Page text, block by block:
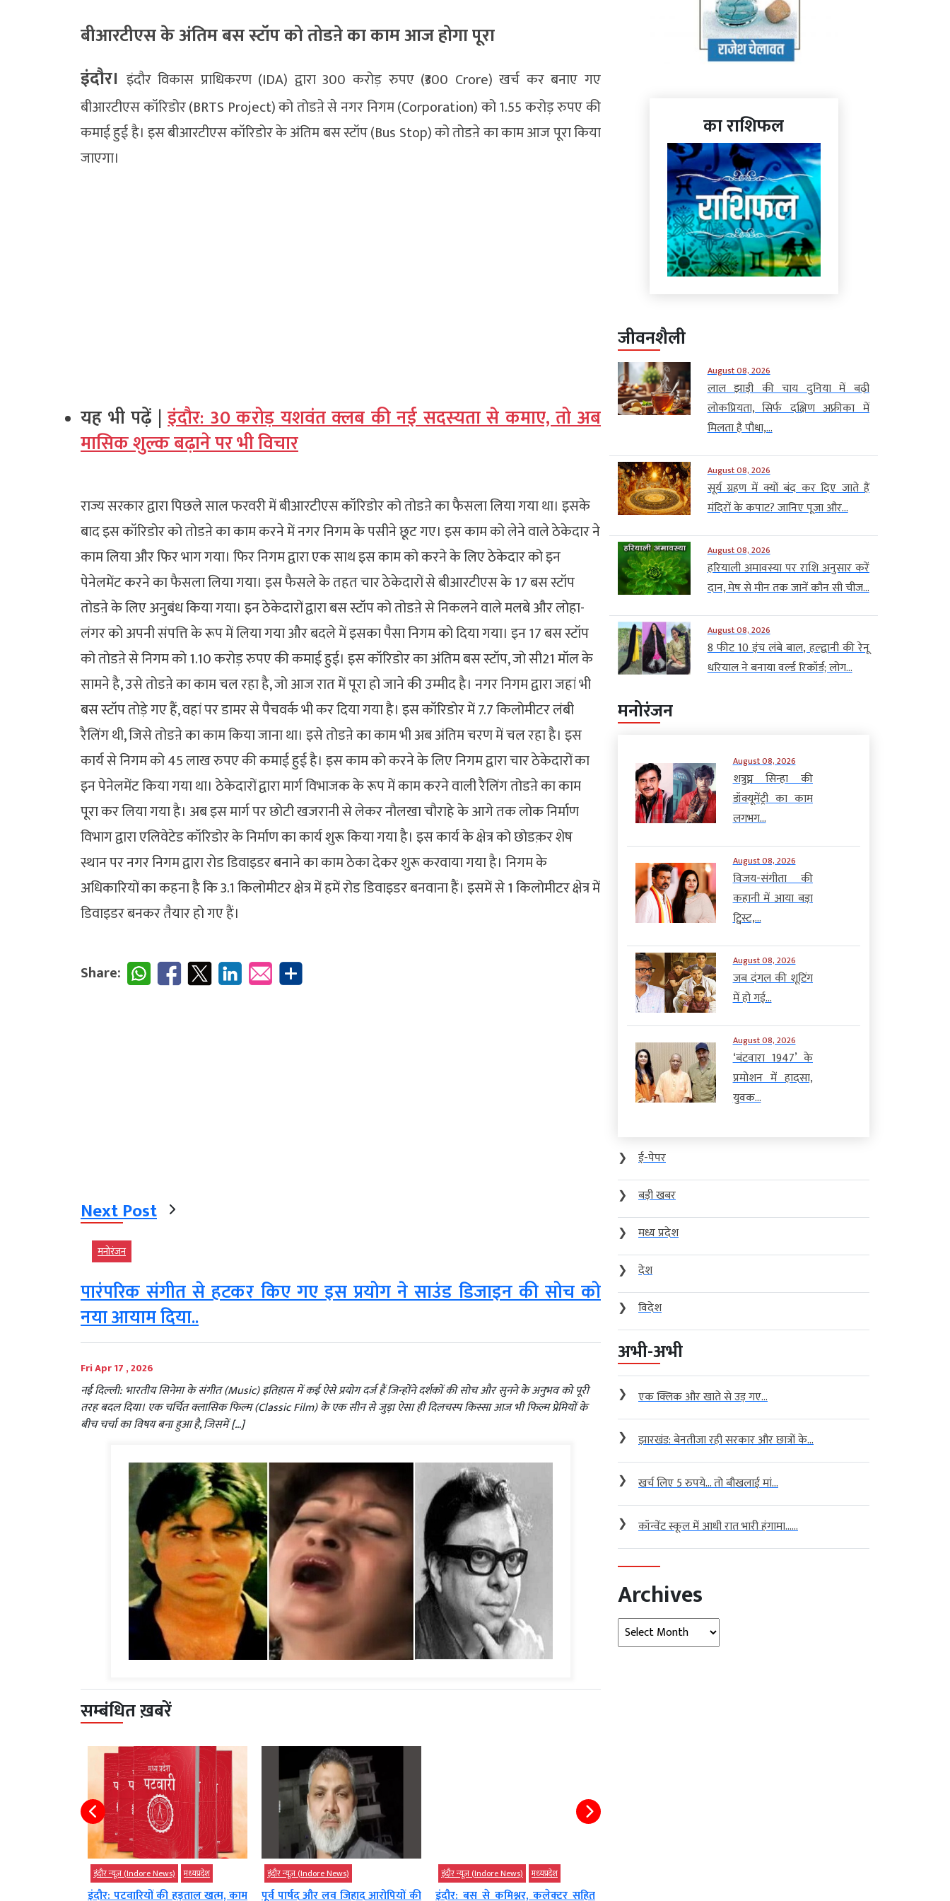
बीआरटीएस के अंतिम बस स्टॉप को तोडऩे का काम आज होगा पूरा
इंदौर। इंदौर विकास प्राधिकरण (IDA) द्वारा 300 करोड़ रुपए (₹300 Crore) खर्च कर बनाए गए
बीआरटीएस कॉरिडोर (BRTS Project) को तोडऩे से नगर निगम (Corporation) को 1.55 करोड़ रुपए की
कमाई हुई है। इस बीआरटीएस कॉरिडोर के अंतिम बस स्टॉप (Bus Stop) को तोडऩे का काम आज पूरा किया
जाएगा।
यह भी पढ़ें |इंदौर: 30 करोड़ यशवंत क्लब की नई सदस्यता से कमाए, तो अब
मासिक शुल्क बढ़ाने पर भी विचार
राज्य सरकार द्वारा पिछले साल फरवरी में बीआरटीएस कॉरिडोर को तोडऩे का फैसला लिया गया था। इसके
बाद इस कॉरिडोर को तोडऩे का काम करने में नगर निगम के पसीने छूट गए। इस काम को लेने वाले ठेकेदार ने
काम लिया और फिर भाग गया। फिर निगम द्वारा एक साथ इस काम को करने के लिए ठेकेदार को इन
पेनेलमेंट करने का फैसला लिया गया। इस फैसले के तहत चार ठेकेदारों से बीआरटीएस के 17 बस स्टॉप
तोडऩे के लिए अनुबंध किया गया। इन ठेकेदारों द्वारा बस स्टॉप को तोडऩे से निकलने वाले मलबे और लोहा-
लंगर को अपनी संपत्ति के रूप में लिया गया और बदले में इसका पैसा निगम को दिया गया। इन 17 बस स्टॉप
को तोडऩे से निगम को 1.10 करोड़ रुपए की कमाई हुई। इस कॉरिडोर का अंतिम बस स्टॉप, जो सी21 मॉल के
सामने है, उसे तोडऩे का काम चल रहा है, जो आज रात में पूरा हो जाने की उम्मीद है। नगर निगम द्वारा जहां भी
बस स्टॉप तोड़े गए हैं, वहां पर डामर से पैचवर्क भी कर दिया गया है। इस कॉरिडोर में 7.7 किलोमीटर लंबी
रैलिंग थी, जिसे तोडऩे का काम किया जाना था। इसे तोडऩे का काम भी अब अंतिम चरण में चल रहा है। इस
कार्य से निगम को 45 लाख रुपए की कमाई हुई है। इस काम को करने के लिए निगम द्वारा चार ठेकेदारों का
इन पेनेलमेंट किया गया था। ठेकेदारों द्वारा मार्ग विभाजक के रूप में काम करने वाली रैलिंग तोडऩे का काम
पूरा कर लिया गया है। अब इस मार्ग पर छोटी खजरानी से लेकर नौलखा चौराहे के आगे तक लोक निर्माण
विभाग द्वारा एलिवेटेड कॉरिडोर के निर्माण का कार्य शुरू किया गया है। इस कार्य के क्षेत्र को छोडक़र शेष
स्थान पर नगर निगम द्वारा रोड डिवाइडर बनाने का काम ठेका देकर शुरू करवाया गया है। निगम के
अधिकारियों का कहना है कि 3.1 किलोमीटर क्षेत्र में हमें रोड डिवाइडर बनवाना हैं। इसमें से 1 किलोमीटर क्षेत्र में
डिवाइडर बनकर तैयार हो गए हैं।
Share:
Next Post
मनोरंजन
पारंपरिक संगीत से हटकर किए गए इस प्रयोग ने साउंड डिजाइन की सोच को
नया आयाम दिया..
Fri Apr 17 , 2026
नई दिल्ली: भारतीय सिनेमा के संगीत (Music) इतिहास में कई ऐसे प्रयोग दर्ज हैं जिन्होंने दर्शकों की सोच और सुनने के अनुभव को पूरी
तरह बदल दिया। एक चर्चित क्लासिक फिल्म (Classic Film) के एक सीन से जुड़ा ऐसा ही दिलचस्प किस्सा आज भी फिल्म प्रेमियों के
बीच चर्चा का विषय बना हुआ है, जिसमें […]
सम्बंधित ख़बरें
इंदौर न्यूज़ (Indore News) मध्‍यप्रदेश
इंदौर: पटवारियों की हड़ताल खत्म, काम
इंदौर न्यूज़ (Indore News)
पूर्व पार्षद और लव जिहाद आरोपियों की
इंदौर न्यूज़ (Indore News) मध्‍यप्रदेश
इंदौर: बस से कमिश्नर, कलेक्टर सहित
का राशिफल
जीवनशैली
August 08, 2026
लाल झाड़ी की चाय दुनिया में बढ़ी
लोकप्रियता, सिर्फ दक्षिण अफ्रीका में
मिलता है पौधा,...
August 08, 2026
सूर्य ग्रहण में क्यों बंद कर दिए जाते हैं
मंदिरों के कपाट? जानिए पूजा और...
August 08, 2026
हरियाली अमावस्या पर राशि अनुसार करें
दान, मेष से मीन तक जानें कौन सी चीज...
August 08, 2026
8 फीट 10 इंच लंबे बाल, हल्द्वानी की रेनू
धरियाल ने बनाया वर्ल्ड रिकॉर्ड; लोग...
मनोरंजन
August 08, 2026
शत्रुघ्न सिन्हा की
डॉक्यूमेंट्री का काम
लगभग...
August 08, 2026
विजय-संगीता की
कहानी में आया बड़ा
ट्विस्ट,...
August 08, 2026
जब दंगल की शूटिंग
में हो गई...
August 08, 2026
‘बंटवारा 1947’ के
प्रमोशन में हादसा,
युवक...
❯
ई-पेपर
❯
बड़ी खबर
❯
मध्य प्रदेश
❯
देश
❯
विदेश
अभी-अभी
❯ एक क्लिक और खाते से उड़ गए...
❯ झारखंड: बेनतीजा रही सरकार और छात्रों के...
❯ खर्च लिए 5 रुपये… तो बौखलाई मां...
❯ कॉन्वेंट स्कूल में आधी रात भारी हंगामा…...
Archives
Archives